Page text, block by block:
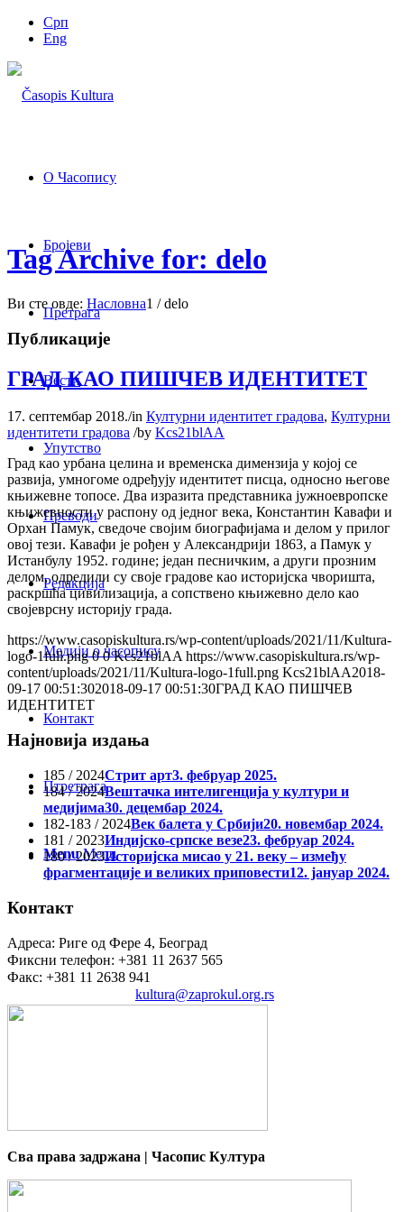
Срп
Eng
О Часопису
Бројеви
Претрага
Вести
Упутство
Преводи
Редакција
Медији о часопису
Контакт
Птретрага
Menu Menu
Tag Archive for: delo
Ви сте овде: Насловна1 / delo
Публикације
ГРАД КАО ПИШЧЕВ ИДЕНТИТЕТ
17. септембар 2018./in Културни идентитет градова, Културни
идентитети градова /by Kcs21blAA
Град као урбана целина и временска димензија у којој се
развија, умногоме одређују идентитет писца, односно његове
књижевне топосе. Два изразита представника јужноевропске
књижевности у распону од једног века, Константин Кавафи и
Орхан Памук, сведоче својим биографијама и делом у прилог
овој тези. Кавафи је рођен у Александрији 1863, а Памук у
Истанбулу 1952. године; један песничким, а други прозним
делом, одредили су своје градове као историјска чворишта,
раскршћа цивилизација, а сопствено књижевно дело као
својеврсну историју града.
https://www.casopiskultura.rs/wp-content/uploads/2021/11/Kultura-
logo-1full.png 0 0 Kcs21blAA https://www.casopiskultura.rs/wp-
content/uploads/2021/11/Kultura-logo-1full.png Kcs21blAA2018-
09-17 00:51:302018-09-17 00:51:30ГРАД КАО ПИШЧЕВ
ИДЕНТИТЕТ
Најновија издања
185 / 2024Стрит арт3. фебруар 2025.
184 / 2024Вештачка интелигенција у култури и
медијима30. децембар 2024.
182-183 / 2024Век балета у Србији20. новембар 2024.
181 / 2023Индијско-српске везе23. фебруар 2024.
180 / 2023Историјска мисао у 21. веку – између
фрагментације и великих приповести12. јануар 2024.
Контакт
Адреса: Риге од Фере 4, Београд
Фиксни телефон: +381 11 2637 565
Факс: +381 11 2638 941
kultura@zaprokul.org.rs
Сва права задржана | Часопис Култура